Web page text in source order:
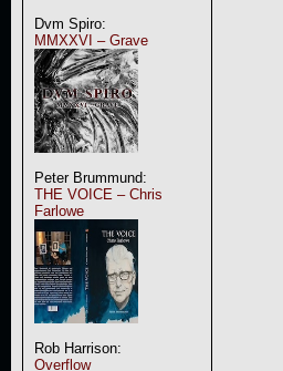
Dvm Spiro:
MMXXVI – Grave
Peter Brummund:
THE VOICE – Chris
Farlowe
Rob Harrison:
Overflow